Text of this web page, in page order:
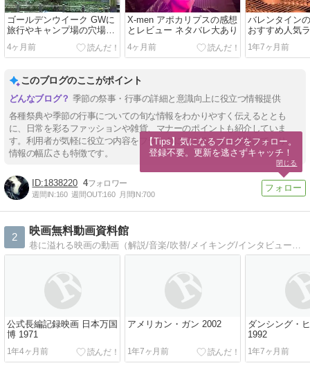
ゴールデンウイーク GWに
旅行やキャンプ場の穴場ス
ポット
4ヶ月前
X-men アポカリプスの感想
とレビュー ネタバレ大あり
4ヶ月前
バレンタイン
おすすめ人気
TOP10♪
1年7ヶ月前
このブログのここがポイント
季節の祭事・行事の詳細と意識向上に役立つ情報提供
各種祭典や季節の行事についての旬な情報をわかりやすく伝えるととも
に、日常を彩るファッションや雑貨、マナーのポイントも紹介していま
す。利用者が気軽に役立つ内容をフランクに伝えることを心掛けており、
情報の幅広さも特徴です。
1838220 4
週間IN:160 週間OUT:160 月間IN:700
2
映画無料動画資料館
巷に溢れる映画の動画（解説/音楽/吹替/メイキング/インタビューなど）を片っ端から記録してます。気に入ったら見に行ってね。
公式長編記録映画 日本万国
博 1971
1年4ヶ月前
アメリカン・ガン 2002
1年7ヶ月前
ダンシング・
1992
1年7ヶ月前
【Tips】気になるブログをフォロー。
登録不要。更新を逃さずキャッチ！
閉じる